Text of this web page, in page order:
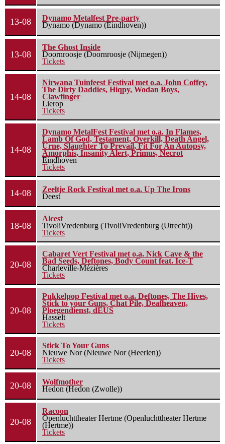
13-08
Dynamo Metalfest Pre-party
Dynamo (Dynamo (Eindhoven))
13-08
The Ghost Inside
Doornroosje (Doornroosje (Nijmegen))
Tickets
14-08
Nirwana Tuinfeest Festival met o.a. John Coffey,
The Dirty Daddies, Hiqpy, Wodan Boys,
Clawfinger
Lierop
Tickets
14-08
Dynamo MetalFest Festival met o.a. In Flames,
Lamb Of God, Testament, Overkill, Death Angel,
Urne, Slaughter To Prevail, Fit For An Autopsy,
Amorphis, Insanity Alert, Primus, Necrot
Eindhoven
Tickets
14-08
Zeeltje Rock Festival met o.a. Up The Irons
Deest
18-08
Alcest
TivoliVredenburg (TivoliVredenburg (Utrecht))
Tickets
20-08
Cabaret Vert Festival met o.a. Nick Cave & the
Bad Seeds, Deftones, Body Count feat. Ice-T
Charleville-Mézières
Tickets
20-08
Pukkelpop Festival met o.a. Deftones, The Hives,
Stick to your Guns, Chat Pile, Deafheaven,
Ploegendienst, dEUS
Hasselt
Tickets
20-08
Stick To Your Guns
Nieuwe Nor (Nieuwe Nor (Heerlen))
Tickets
20-08
Wolfmother
Hedon (Hedon (Zwolle))
20-08
Racoon
Openluchttheater Hertme (Openluchttheater Hertme
(Hertme))
Tickets